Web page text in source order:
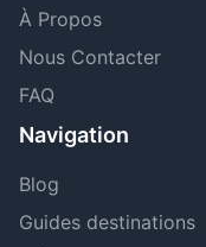
À Propos
Nous Contacter
FAQ
Navigation
Blog
Guides destinations